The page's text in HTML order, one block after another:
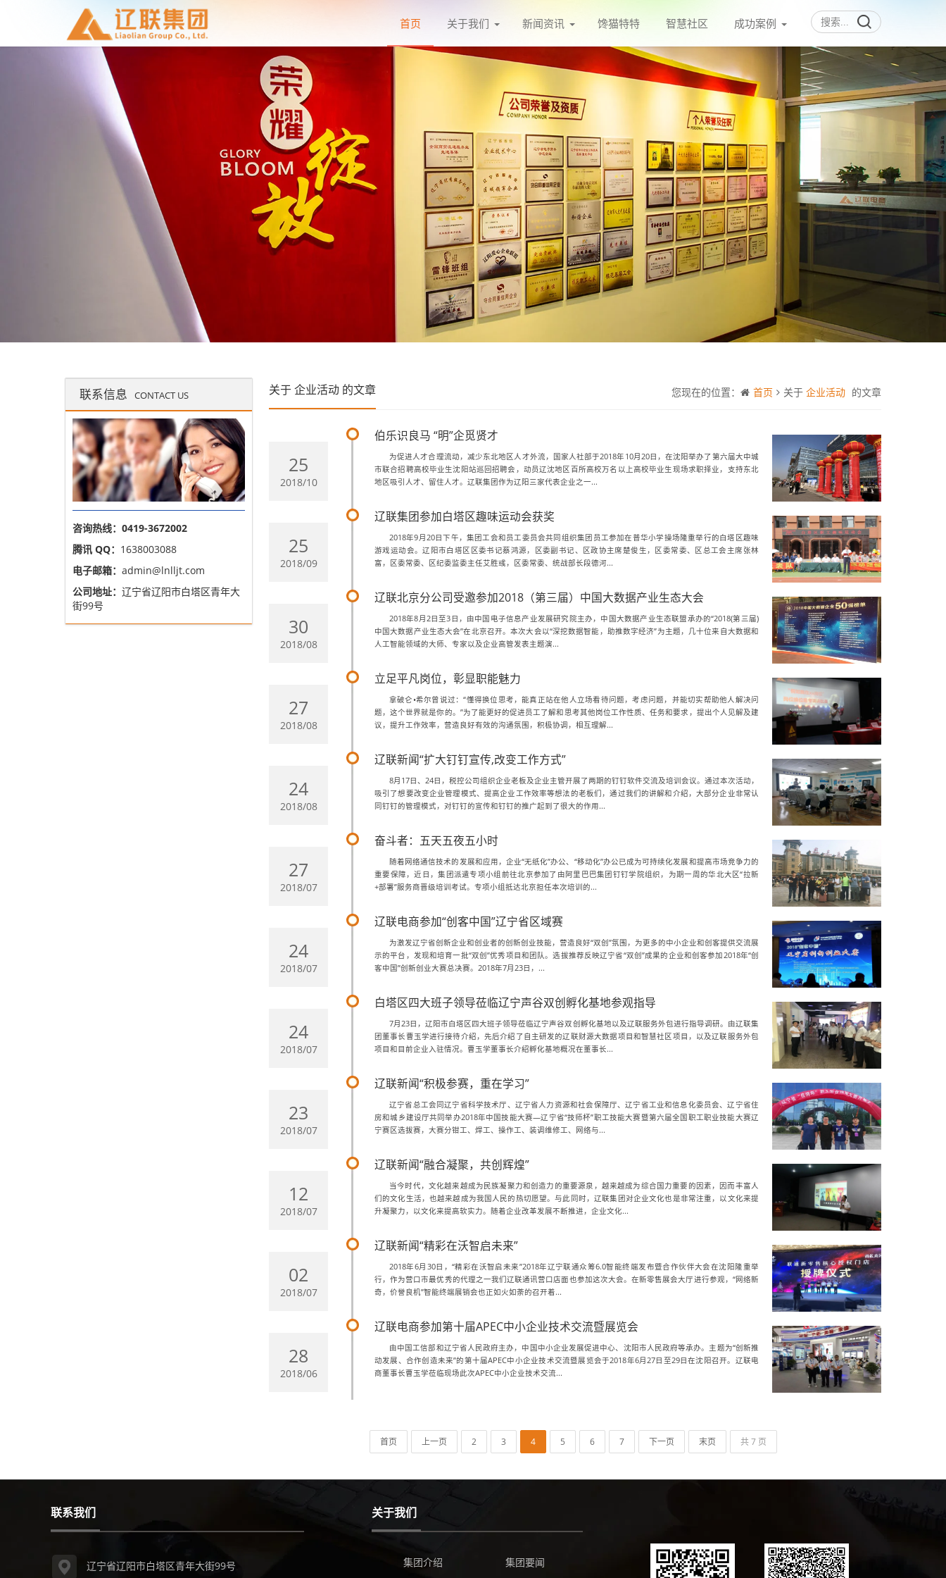
首页 关于我们 新闻资讯 馋猫特特 智慧社区 成功案例
您现在的位置： 首页 关于 企业活动 的文章
关于企业活动 的文章
25
2018/10
伯乐识良马 “明”企觅贤才
为促进人才合理流动，减少东北地区人才外流，国家人社部于2018年10月20日，在沈阳举办了第六届大中城
市联合招聘高校毕业生沈阳站巡回招聘会，动员辽沈地区百所高校万名以上高校毕业生现场求职择业，支持东北
地区吸引人才、留住人才。辽联集团作为辽阳三家代表企业之一...
25
2018/09
辽联集团参加白塔区趣味运动会获奖
2018年9月20日下午，集团工会和员工委员会共同组织集团员工参加在普华小学操场隆重举行的白塔区趣味
游戏运动会。辽阳市白塔区区委书记蔡鸿源，区委副书记、区政协主席楚俊生，区委常委、区总工会主席张林
富，区委常委、区纪委监委主任艾胜彧，区委常委、统战部长段德河...
30
2018/08
辽联北京分公司受邀参加2018（第三届）中国大数据产业生态大会
2018年8月2日至3日，由中国电子信息产业发展研究院主办，中国大数据产业生态联盟承办的“2018(第三届)
中国大数据产业生态大会”在北京召开。本次大会以“深挖数据智能，助推数字经济”为主题，几十位来自大数据和
人工智能领域的大师、专家以及企业高管发表主题演...
27
2018/08
立足平凡岗位，彰显职能魅力
拿破仑•希尔曾说过：“懂得换位思考，能真正站在他人立场看待问题，考虑问题，并能切实帮助他人解决问
题，这个世界就是你的。”为了能更好的促进员工了解和思考其他岗位工作性质、任务和要求，提出个人见解及建
议，提升工作效率，营造良好有效的沟通氛围，积极协调，相互理解...
24
2018/08
辽联新闻“扩大钉钉宣传,改变工作方式”
8月17日、24日，税控公司组织企业老板及企业主管开展了两期的钉钉软件交流及培训会议。通过本次活动，
吸引了想要改变企业管理模式、提高企业工作效率等想法的老板们，通过我们的讲解和介绍，大部分企业非常认
同钉钉的管理模式，对钉钉的宣传和钉钉的推广起到了很大的作用...
27
2018/07
奋斗者：五天五夜五小时
随着网络通信技术的发展和应用，企业“无纸化”办公、“移动化”办公已成为可持续化发展和提高市场竞争力的
重要保障，近日，集团派遣专项小组前往北京参加了由阿里巴巴集团钉钉学院组织，为期一周的华北大区“拉新
+部署”服务商晋级培训考试。专项小组抵达北京担任本次培训的...
24
2018/07
辽联电商参加“创客中国”辽宁省区域赛
为激发辽宁省创新企业和创业者的创新创业技能，营造良好“双创”氛围，为更多的中小企业和创客提供交流展
示的平台，发现和培育一批“双创”优秀项目和团队。选拔推荐反映辽宁省“双创”成果的企业和创客参加2018年“创
客中国”创新创业大赛总决赛。2018年7月23日，...
24
2018/07
白塔区四大班子领导莅临辽宁声谷双创孵化基地参观指导
7月23日，辽阳市白塔区四大班子领导莅临辽宁声谷双创孵化基地以及辽联服务外包进行指导调研。由辽联集
团董事长曹玉学进行接待介绍，先后介绍了自主研发的辽联财源大数据项目和智慧社区项目，以及辽联服务外包
项目和目前企业入驻情况。曹玉学董事长介绍孵化基地概况在董事长...
23
2018/07
辽联新闻“积极参赛，重在学习”
辽宁省总工会同辽宁省科学技术厅、辽宁省人力资源和社会保障厅、辽宁省工业和信息化委员会、辽宁省住
房和城乡建设厅共同举办2018年中国技能大赛—辽宁省“技师杯”职工技能大赛暨第六届全国职工职业技能大赛辽
宁赛区选拔赛，大赛分钳工、焊工、操作工、装调维修工、网络与...
12
2018/07
辽联新闻“融合凝聚，共创辉煌”
当今时代，文化越来越成为民族凝聚力和创造力的重要源泉，越来越成为综合国力重要的因素，因而丰富人
们的文化生活，也越来越成为我国人民的热切愿望。与此同时，辽联集团对企业文化也是非常注重，以文化来提
升凝聚力，以文化来提高软实力。随着企业改革发展不断推进，企业文化...
02
2018/07
辽联新闻“精彩在沃智启未来”
2018年6月30日，“精彩在沃智启未来”2018年辽宁联通众筹6.0智能终端发布暨合作伙伴大会在沈阳隆重举
行，作为营口市最优秀的代理之一我们辽联通讯营口店面也参加这次大会。在新零售展会大厅进行参观，“网络新
奇，价誉良机”智能终端展销会也正如火如荼的召开着...
28
2018/06
辽联电商参加第十届APEC中小企业技术交流暨展览会
由中国工信部和辽宁省人民政府主办，中国中小企业发展促进中心、沈阳市人民政府等承办。主题为“创新推
动发展、合作创造未来”的第十届APEC中小企业技术交流暨展览会于2018年6月27日至29日在沈阳召开。辽联电
商董事长曹玉学莅临现场此次APEC中小企业技术交流...
首页 上一页 2 3 4 5 6 7 下一页 末页 共 7 页
联系信息 CONTACT US
咨询热线：0419-3672002
腾讯 QQ： 1638003088
电子邮箱： admin@lnlljt.com
公司地址： 辽宁省辽阳市白塔区青年大
街99号
联系我们
辽宁省辽阳市白塔区青年大街99号
关于我们
集团介绍 集团要闻